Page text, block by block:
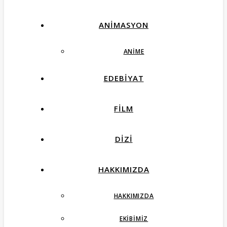
ANIMASYON
ANIME
EDEBIYAT
FILM
DIZI
HAKKIMIZDA
HAKKIMIZDA
EKIBIMIZ